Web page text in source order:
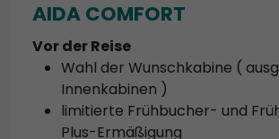
AIDA COMFORT
Vor der Reise
Wahl der Wunschkabine (
Innenkabinen )
limitierte Frühbucher- und
Plus-Ermäßigung